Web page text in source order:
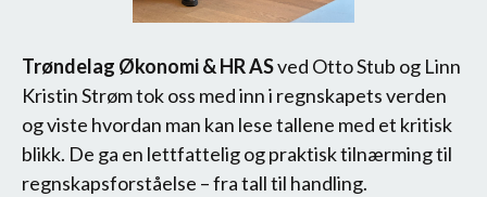
Trøndelag Økonomi & HR ASved Otto Stub og Linn
Kristin Strøm tok oss med inn i regnskapets verden
og viste hvordan man kan lese tallene med et kritisk
blikk. De ga en lettfattelig og praktisk tilnærming til
regnskapsforståelse – fra tall til handling.